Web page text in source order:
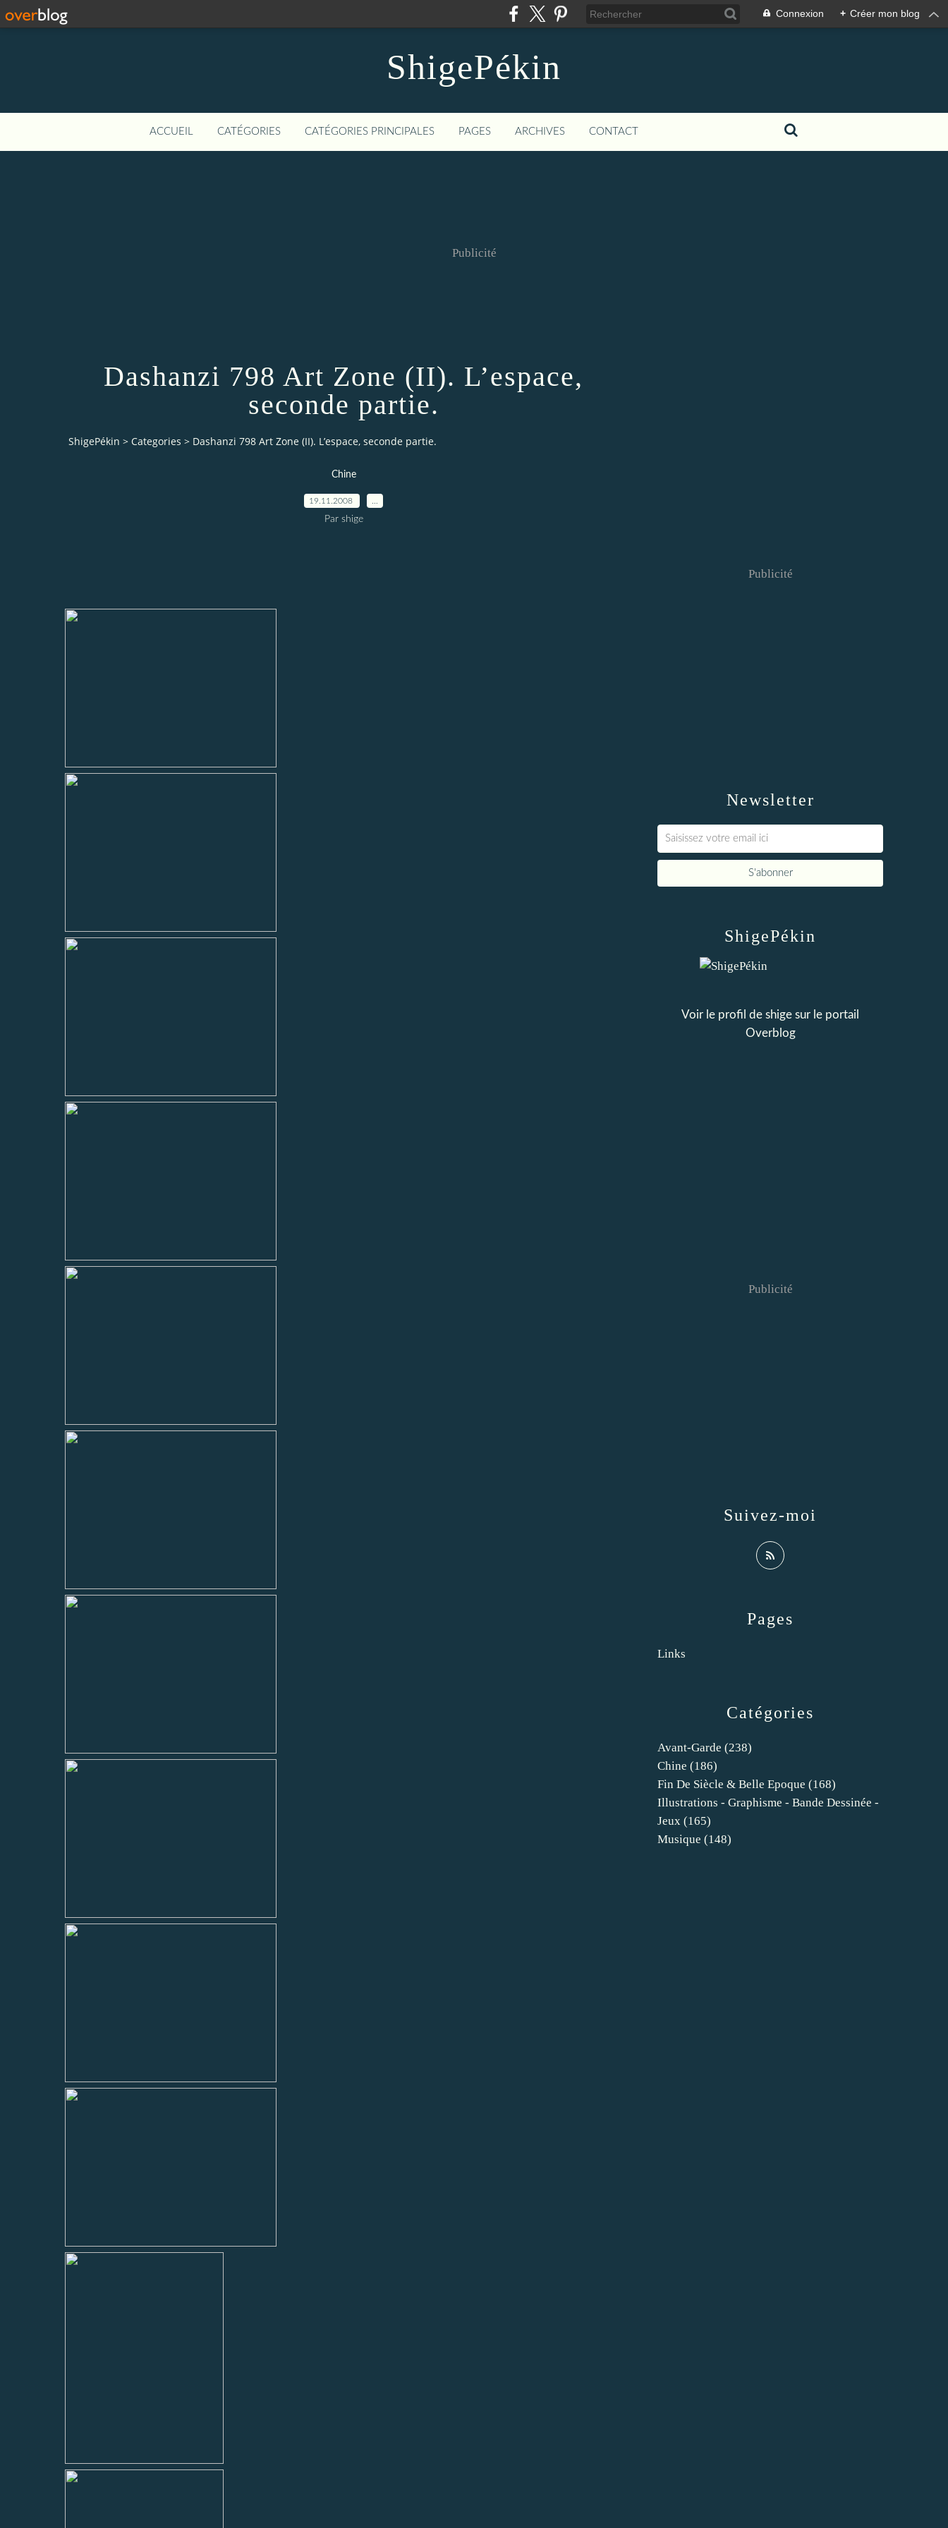
Connexion + Créer mon blog
ShigePékin
ACCUEIL CATÉGORIES CATÉGORIES PRINCIPALES PAGES ARCHIVES CONTACT
Publicité
Dashanzi 798 Art Zone (II). L’espace,
seconde partie.
ShigePékin > Categories > Dashanzi 798 Art Zone (II). L’espace, seconde partie.
Chine
19.11.2008
Par shige
Newsletter
Publicité
Catégories
Avant-Garde (238)
Chine (186)
Fin De Siècle & Belle Epoque (168)
Illustrations - Graphisme - Bande Dessinée -
Jeux (165)
Musique (148)
Pages
Links
ShigePékin
Voir le profil de shige sur le portail
Overblog
Suivez-moi
Publicité